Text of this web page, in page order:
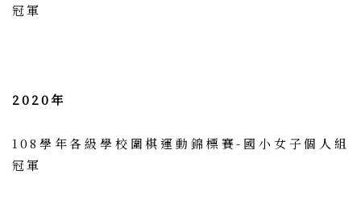
冠軍
2020年
108學年各級學校圍棋運動錦標賽-國小女子個人組
冠軍